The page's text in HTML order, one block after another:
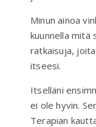
Minun ainoa
kuunnella mitä
ratkaisuja,
itseesi.
Itselläni
ei ole hyvin.
Terapian